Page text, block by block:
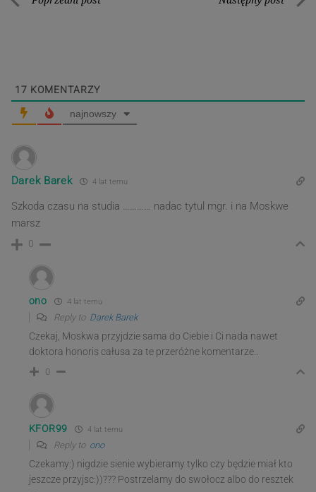
17 KOMENTARZY
najnowszy
Darek Barek 4 lat temu
Szkoda czasu na studia ………… nadac tytul mgr. i na Moskwe
marsz
0
ono 4 lat temu
Reply to Darek Barek
Czekaj, Moskwa przyjdzie sama do Ciebie i Ci nada nawet
doktora honoris całusa za te przeróżne komentarze..
0
KFOR99 4 lat temu
Reply to ono
Czekamy:) nigdzie sienie wybieramy tylko czy będzie miał kto
jeszcze przyjsc:))??? Postrzelamy do swołocz albo do resztek